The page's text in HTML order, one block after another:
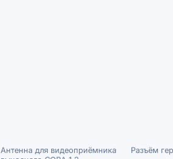
Антенна для видеоприёмника
Разъём